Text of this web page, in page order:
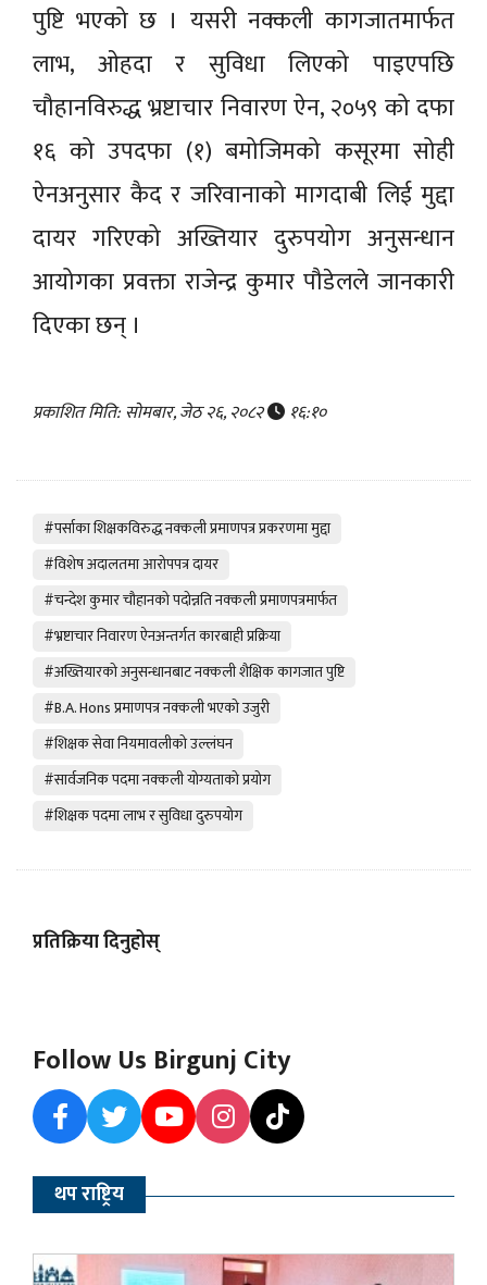
पुष्टि भएको छ । यसरी नक्कली कागजातमार्फत
लाभ, ओहदा र सुविधा लिएको पाइएपछि
चौहानविरुद्ध भ्रष्टाचार निवारण ऐन, २०५९ को दफा
१६ को उपदफा (१) बमोजिमको कसूरमा सोही
ऐनअनुसार कैद र जरिवानाको मागदाबी लिई मुद्दा
दायर गरिएको अख्तियार दुरुपयोग अनुसन्धान
आयोगका प्रवक्ता राजेन्द्र कुमार पौडेलले जानकारी
दिएका छन् ।
प्रकाशित मिति: सोमबार, जेठ २६, २०८२ १६:१०
#पर्साका शिक्षकविरुद्ध नक्कली प्रमाणपत्र प्रकरणमा मुद्दा
#विशेष अदालतमा आरोपपत्र दायर
#चन्देश कुमार चौहानको पदोन्नति नक्कली प्रमाणपत्रमार्फत
#भ्रष्टाचार निवारण ऐनअन्तर्गत कारबाही प्रक्रिया
#अख्तियारको अनुसन्धानबाट नक्कली शैक्षिक कागजात पुष्टि
#B.A. Hons प्रमाणपत्र नक्कली भएको उजुरी
#शिक्षक सेवा नियमावलीको उल्लंघन
#सार्वजनिक पदमा नक्कली योग्यताको प्रयोग
#शिक्षक पदमा लाभ र सुविधा दुरुपयोग
प्रतिक्रिया दिनुहोस्
Follow Us Birgunj City
थप राष्ट्रिय